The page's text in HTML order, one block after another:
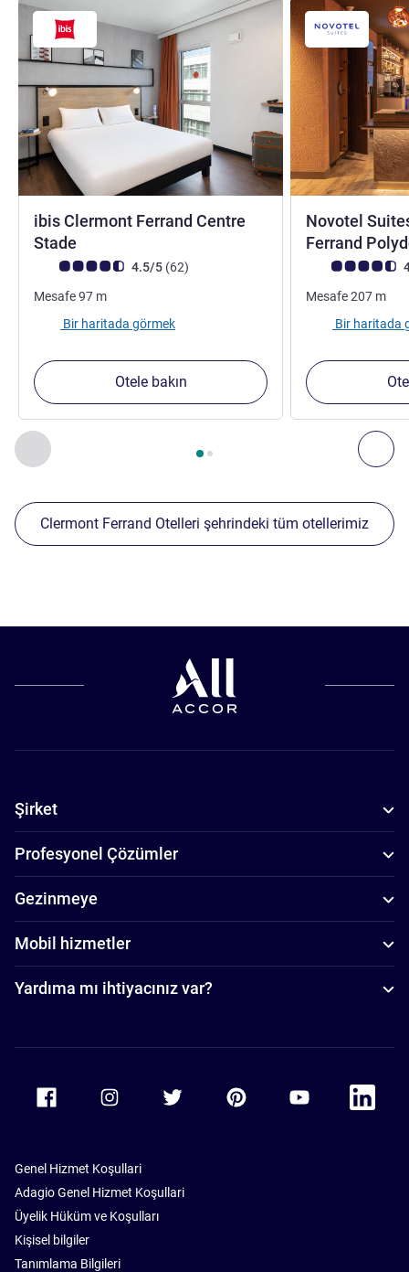
Önceki - Yakınlardaki diğer tesislerimiz
Sayfa , Yakınlardaki diğer tesislerimiz 1 :, Yakınlardaki
ibis Clermont Ferrand Centre
Stade
Avis müşterileri puanı (ALL Puanlama)
4.5/5 (62görüş
)
Mesafe97 m
Bir haritada görmek
Otele bakın
Novotel
Ferrand
Avis müşterileri
Mesafe207 m
Bir haritada
Clermont Ferrand Otelleri şehrindeki tüm otellerimiz
Şirket
Profesyonel Çözümler
Gezinmeye
Mobil hizmetler
Yardıma mı ihtiyacınız var?
Accor Youtube
Accor
Genel Hizmet Koşullari
Adagio Genel Hizmet Koşullari
Üyelik Hüküm ve Koşulları
Kişisel bilgiler
Tanımlama Bilgileri